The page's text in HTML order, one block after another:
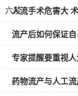
人流手术危害大
流产后如何保证
专家提醒要重视
药物流产与人工